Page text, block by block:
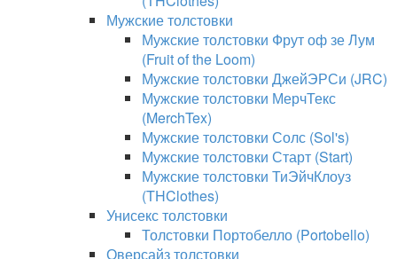
Мужские толстовки
Мужские толстовки Фрут оф зе Лум
(Fruit of the Loom)
Мужские толстовки ДжейЭРСи (JRC)
Мужские толстовки МерчТекс
(MerchTex)
Мужские толстовки Солс (Sol's)
Мужские толстовки Старт (Start)
Мужские толстовки ТиЭйчКлоуз
(THClothes)
Унисекс толстовки
Толстовки Портобелло (Portobello)
Оверсайз толстовки